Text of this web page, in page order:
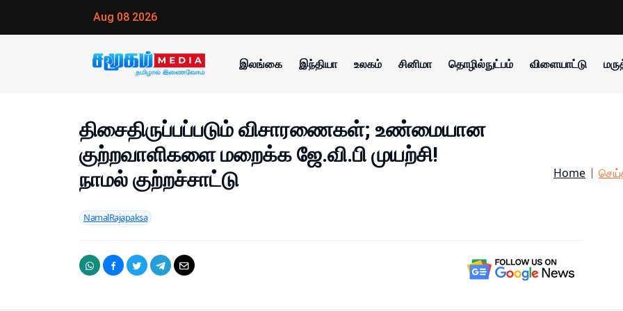
Aug 08 2026
இலங்கை இந்தியா உலகம் சினிமா தொழில்நுட்பம் விளையாட்டு
திசைதிருப்பப்படும் விசாரணைகள்; உண்மையான
குற்றவாளிகளை மறைக்க ஜே.வி.பி முயற்சி!
நாமல் குற்றச்சாட்டு
NamalRajapaksa
Home